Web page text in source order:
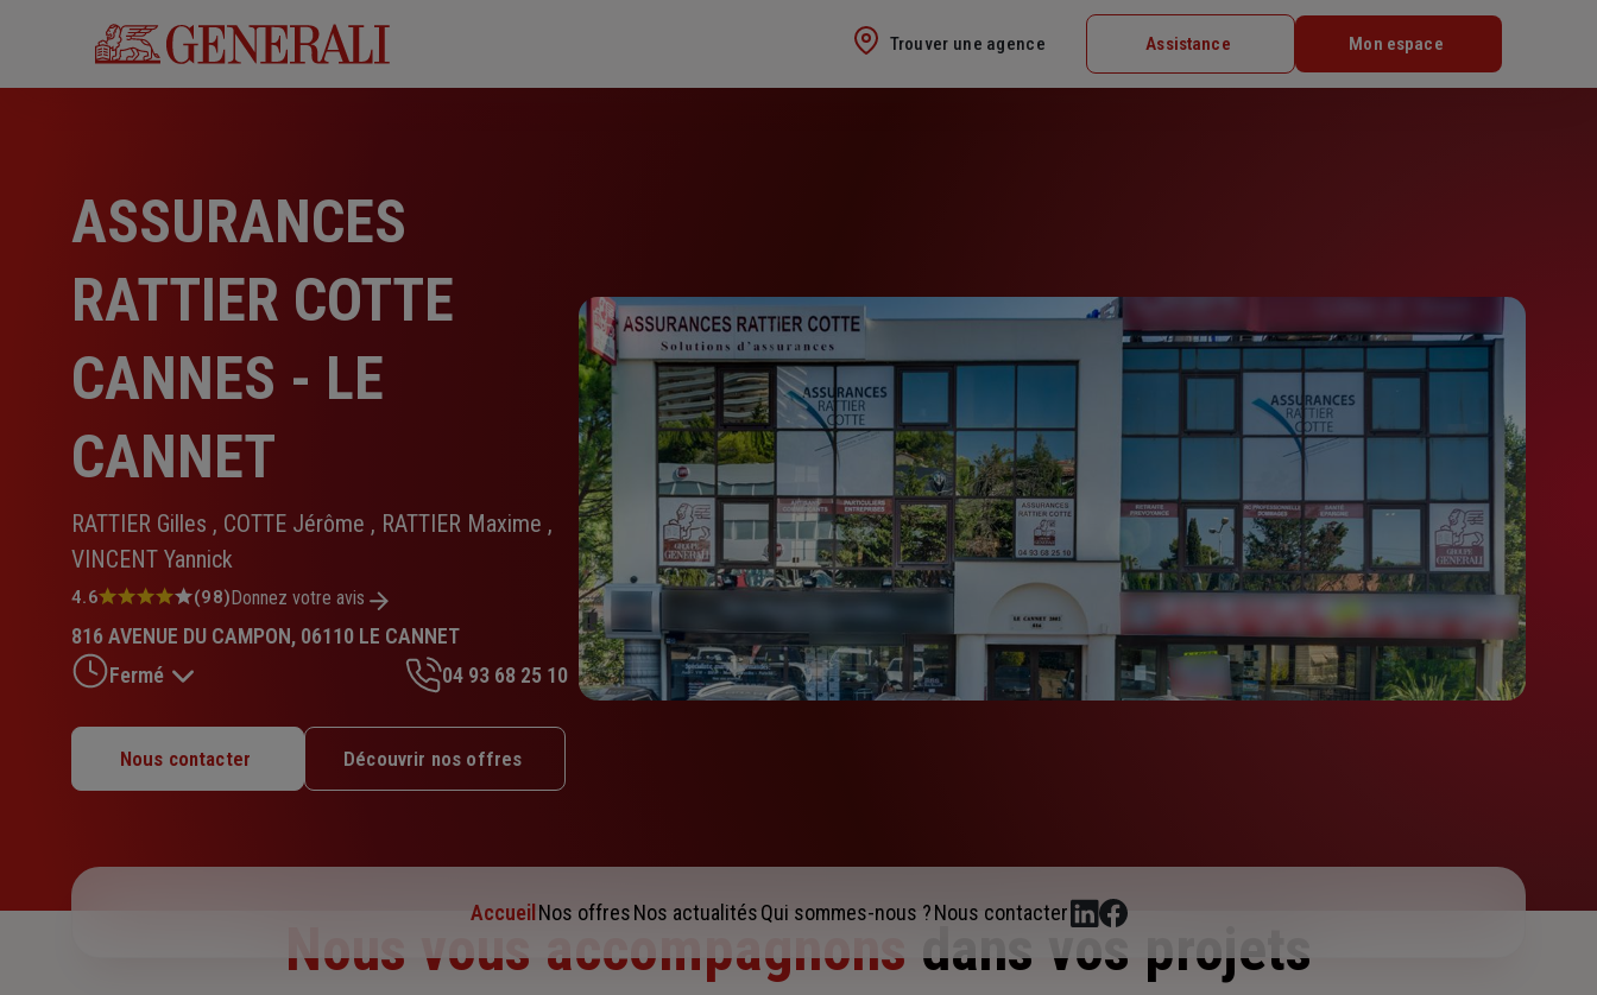
Trouver une agence Assistance Mon espace
ASSURANCES
RATTIER COTTE
CANNES - LE
CANNET
RATTIER Gilles , COTTE Jérôme , RATTIER Maxime ,
VINCENT Yannick
Note
4.6
sur
5
4.6 (98)Donnez votre avis
816 AVENUE DU CAMPON, 06110 LE CANNET
Fermé
Lundi : 08h30 – 12h / 14h – 17h30
Mardi : 08h30 – 12h / 14h – 17h30
Vendredi : 08h30 – 12h / 14h – 17h30
04 93 68 25 10
Nous contacter Découvrir nos offres
Accueil Nos offresNos actualitésQui sommes-nous ?Nous contacter
Nous vous accompagnons dans vos projets